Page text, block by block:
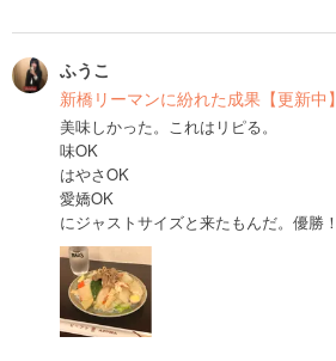
ふうこ
新橋リーマンに紛れた成果【更新中】
美味しかった。これはリピる。
味OK
はやさOK
愛嬌OK
にジャストサイズと来たもんだ。優勝！